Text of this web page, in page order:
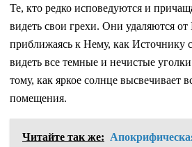
Те, кто редко исповедуются и
видеть свои грехи. Они удаляются от
приближаясь к Нему, как Источнику
видеть все темные и нечистые
тому, как яркое солнце высвечивает
помещения.
Читайте так же: